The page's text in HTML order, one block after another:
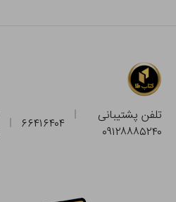
تلفن پشتیبانی
۰۹۱۲۸۸۸۵۲۴۰
۶۶۴۱۶۴۰۴